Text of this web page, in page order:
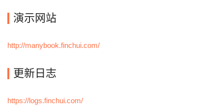
演示网站
http://manybook.finchui.com/
更新日志
https://logs.finchui.com/